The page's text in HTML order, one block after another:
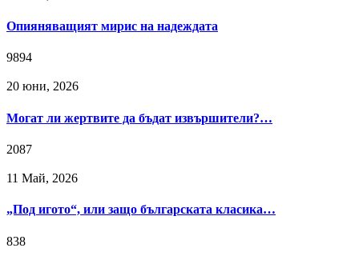
Опияняващият мирис на надеждата
9894
20 юни, 2026
Могат ли жертвите да бъдат извършители?…
2087
11 Май, 2026
„Под игото“, или защо българската класика…
838